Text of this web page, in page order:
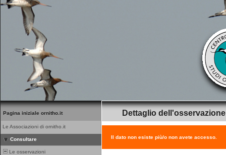
Pagina iniziale ornitho.it
Le Associazioni di ornitho.it
Consultare
Le osservazioni
Dettaglio dell'osservazione
Il dato non esiste più/o non avete accesso.